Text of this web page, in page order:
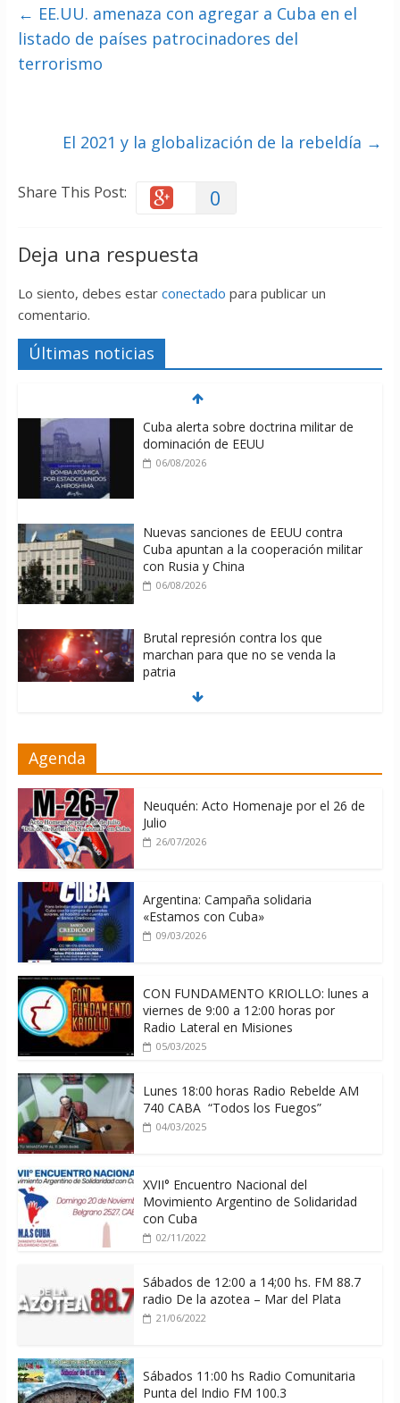
← EE.UU. amenaza con agregar a Cuba en el
listado de países patrocinadores del
terrorismo
El 2021 y la globalización de la rebeldía →
Share This Post: 0
Deja una respuesta
Lo siento, debes estar conectado para publicar un
comentario.
Últimas noticias
Cuba alerta sobre doctrina militar de
dominación de EEUU
06/08/2026
Nuevas sanciones de EEUU contra
Cuba apuntan a la cooperación militar
con Rusia y China
06/08/2026
Brutal represión contra los que
marchan para que no se venda la
patria
06/08/2026
06/08/2026
Agenda
Neuquén: Acto Homenaje por el 26 de
Julio
26/07/2026
Argentina: Campaña solidaria
«Estamos con Cuba»
09/03/2026
CON FUNDAMENTO KRIOLLO: lunes a
viernes de 9:00 a 12:00 horas por
Radio Lateral en Misiones
05/03/2025
Lunes 18:00 horas Radio Rebelde AM
740 CABA “Todos los Fuegos”
04/03/2025
XVII° Encuentro Nacional del
Movimiento Argentino de Solidaridad
con Cuba
02/11/2022
Sábados de 12:00 a 14;00 hs. FM 88.7
radio De la azotea – Mar del Plata
21/06/2022
Sábados 11:00 hs Radio Comunitaria
Punta del Indio FM 100.3